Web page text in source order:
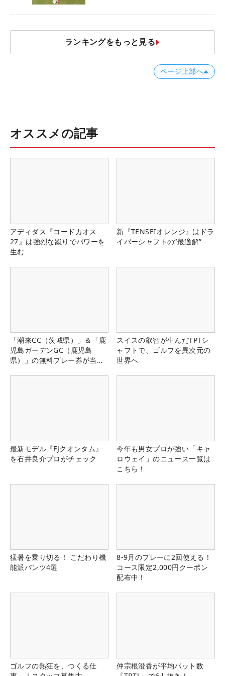
減するワケ
ランキングをもっと見る
ページ上部へ
オススメの記事
アディダス『コードカオス
27』は強烈な蹴りでパワーを
生む
新『TENSEIオレンジ』はドラ
イバーシャフトの“最適解”
「潮来CC（茨城県）」＆「鹿
児島ガーデンGC（鹿児島
県）」の無料プレー券が当た
スイスの叡智が生んだTPTシ
ャフトで、ゴルフを異次元の
世界へ
最新モデル『FJクオンタム』
を石井良介プロがチェック
今年も男女プロが強い「キャ
ロウェイ」のニュース一覧は
こちら！
猛暑を乗り切る！ こだわり機
能派パンツ4選
8-9月のプレーに2回使える！
コース限定2,000円クーポン
配布中！
ゴルフの熱狂を、つくる仕
仲宗根澄香が平均パット数